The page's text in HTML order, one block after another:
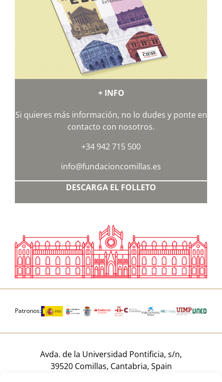
+ INFO
Si quieres más información, no lo dudes y ponte en
contacto con nosotros.
+34 942 715 500
info@fundacioncomillas.es
DESCARGA EL FOLLETO
Patronos:
Avda. de la Universidad Pontificia, s/n,
39520 Comillas, Cantabria, Spain